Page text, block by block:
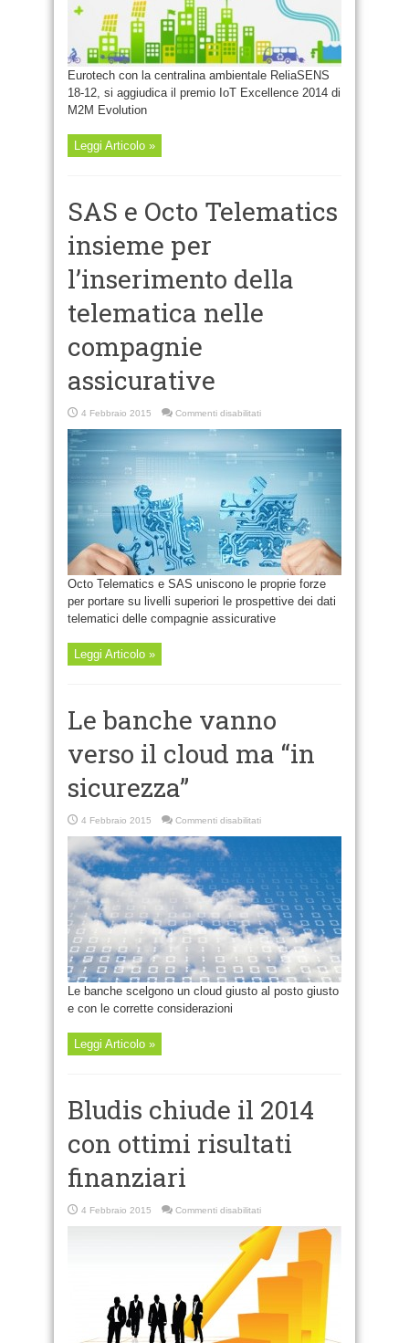
Eurotech con la centralina ambientale ReliaSENS
18-12, si aggiudica il premio IoT Excellence 2014 di
M2M Evolution
Leggi Articolo »
SAS e Octo Telematics
insieme per
l’inserimento della
telematica nelle
compagnie
assicurative
4 Febbraio 2015 Commenti disabilitatisu
e
Telematics
per
l’inserimento
della
telematica
nelle
compagnie
assicurative
Octo Telematics e SAS uniscono le proprie forze
per portare su livelli superiori le prospettive dei dati
telematici delle compagnie assicurative
Leggi Articolo »
Le banche vanno
verso il cloud ma “in
sicurezza”
4 Febbraio 2015 Commenti disabilitatisu
banche
cloud
ma
“in
sicurezza”
Le banche scelgono un cloud giusto al posto giusto
e con le corrette considerazioni
Leggi Articolo »
Bludis chiude il 2014
con ottimi risultati
finanziari
4 Febbraio 2015 Commenti disabilitatisu
chiude
2014
con
risultati